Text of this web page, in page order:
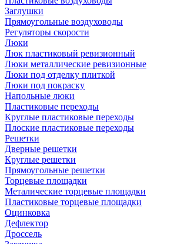
Заглушки
Прямоугольные воздуховоды
Регуляторы скорости
Люки
Люк пластиковый ревизионный
Люки металлические ревизионные
Люки под отделку плиткой
Люки под покраску
Напольные люки
Пластиковые переходы
Круглые пластиковые переходы
Плоские пластиковые переходы
Решетки
Дверные решетки
Круглые решетки
Прямоугольные решетки
Торцевые площадки
Металические торцевые площадки
Пластиковые торцевые площадки
Оцинковка
Дефлектор
Дроссель